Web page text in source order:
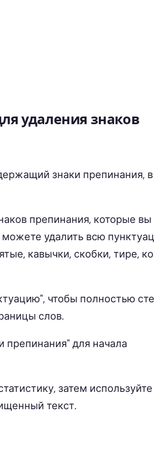
удаления знаков
знаки препинания,
препинания, которые вы
можете удалить всю
кавычки, скобки, тире,
чтобы полностью
слов.
препинания" для начала
затем используйте
текст.